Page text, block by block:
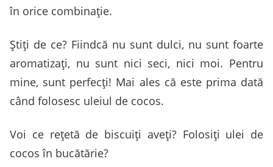
în orice combinaţie.
Ştiţi de ce? Fiindcă nu sunt dulci, nu sunt foarte
aromatizaţi, nu sunt nici seci, nici moi. Pentru
mine, sunt perfecţi! Mai ales că este prima dată
când folosesc uleiul de cocos.
Voi ce reţetă de biscuiţi aveţi? Folosiţi ulei de
cocos în bucătărie?